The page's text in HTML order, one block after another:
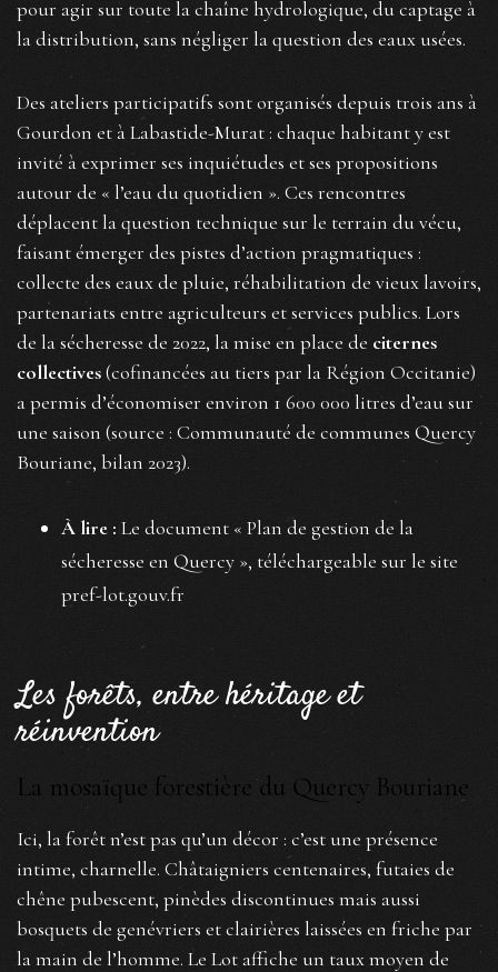
pour agir sur toute la chaîne hydrologique, du captage à
la distribution, sans négliger la question des eaux usées.
Des ateliers participatifs sont organisés depuis trois ans à
Gourdon et à Labastide-Murat : chaque habitant y est
invité à exprimer ses inquiétudes et ses propositions
autour de « l’eau du quotidien ». Ces rencontres
déplacent la question technique sur le terrain du vécu,
faisant émerger des pistes d’action pragmatiques :
collecte des eaux de pluie, réhabilitation de vieux lavoirs,
partenariats entre agriculteurs et services publics. Lors
de la sécheresse de 2022, la mise en place de citernes
collectives(cofinancées au tiers par la Région Occitanie)
a permis d’économiser environ 1 600 000 litres d’eau sur
une saison (source : Communauté de communes Quercy
Bouriane, bilan 2023).
À lire : Le document « Plan de gestion de la
sécheresse en Quercy », téléchargeable sur le site
pref-lot.gouv.fr
Les forêts, entre héritage et
réinvention
La mosaïque forestière du Quercy Bouriane
Ici, la forêt n’est pas qu’un décor : c’est une présence
intime, charnelle. Châtaigniers centenaires, futaies de
chêne pubescent, pinèdes discontinues mais aussi
bosquets de genévriers et clairières laissées en friche par
la main de l’homme. Le Lot affiche un taux moyen de